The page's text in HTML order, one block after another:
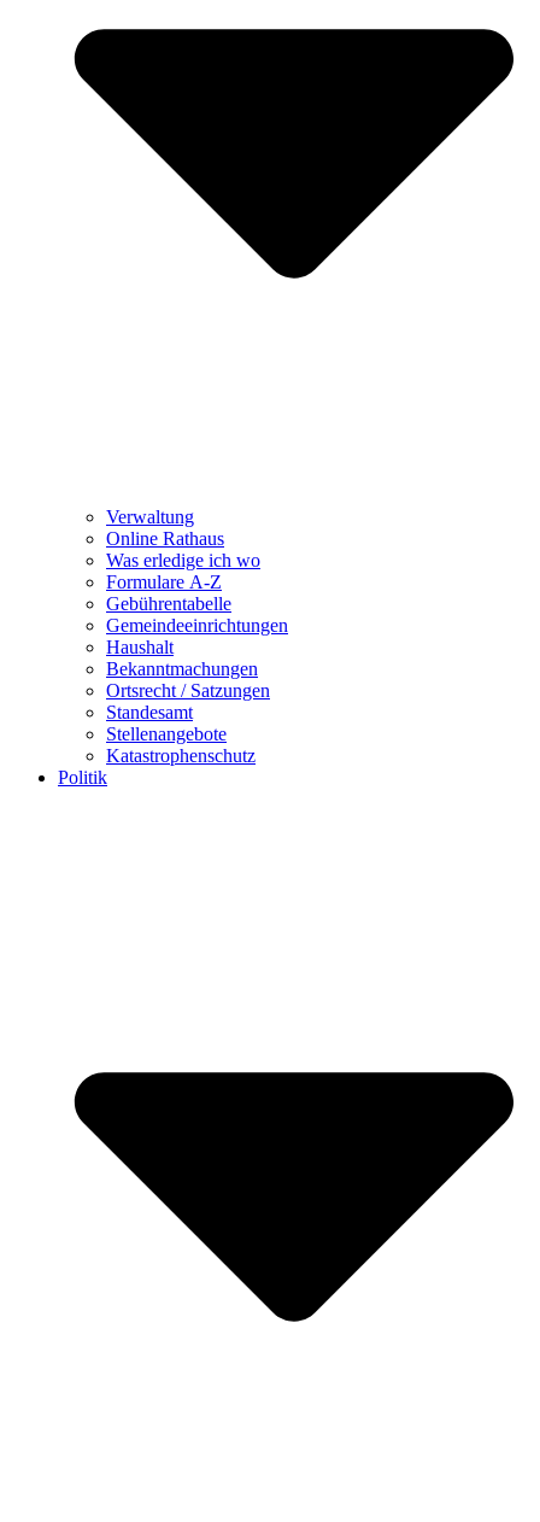
Verwaltung
Online Rathaus
Was erledige ich wo
Formulare A-Z
Gebührentabelle
Gemeindeeinrichtungen
Haushalt
Bekanntmachungen
Ortsrecht / Satzungen
Standesamt
Stellenangebote
Katastrophenschutz
Politik